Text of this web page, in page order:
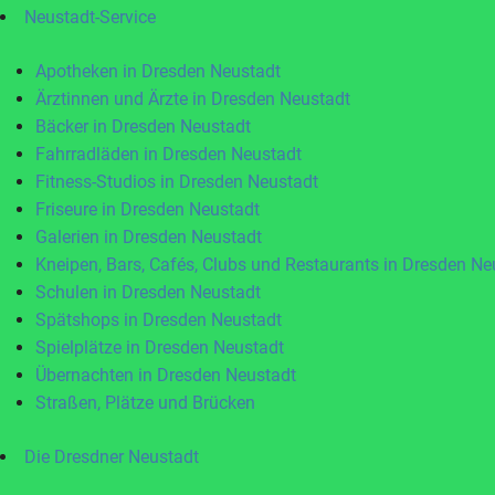
Neustadt-Service
Apotheken in Dresden Neustadt
Ärztinnen und Ärzte in Dresden Neustadt
Bäcker in Dresden Neustadt
Fahrradläden in Dresden Neustadt
Fitness-Studios in Dresden Neustadt
Friseure in Dresden Neustadt
Galerien in Dresden Neustadt
Kneipen, Bars, Cafés, Clubs und Restaurants in Dresden
Schulen in Dresden Neustadt
Spätshops in Dresden Neustadt
Spielplätze in Dresden Neustadt
Übernachten in Dresden Neustadt
Straßen, Plätze und Brücken
Die Dresdner Neustadt